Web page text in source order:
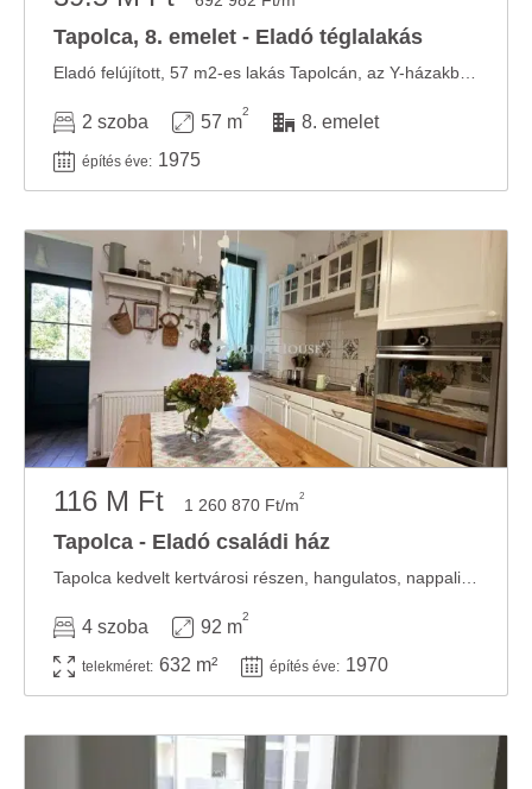
Tapolca, 8. emelet - Eladó téglalakás
2 szoba 57 m
2
8. emelet
építés éve: 1975
116 M Ft 1 260 870 Ft/m2
Tapolca - Eladó családi ház
4 szoba 92 m
2
telekméret: 632 m² építés éve: 1970